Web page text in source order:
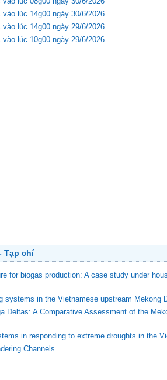
lúc 14g00 ngày 30/6/2026
lúc 14g00 ngày 29/6/2026
lúc 10g00 ngày 29/6/2026
Tạp chí
for biogas production: A case study under
systems in the Vietnamese upstream Mekong
Deltas: A Comparative Assessment of the
in responding to extreme droughts in the
Channels